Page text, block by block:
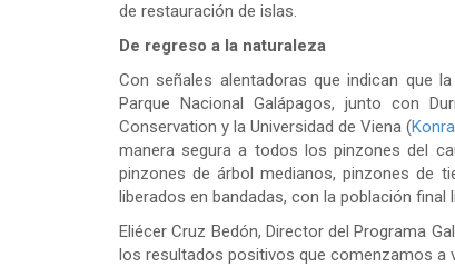
de restauración de islas.
De regreso a la naturaleza
Con señales alentadoras que indican que
Parque Nacional Galápagos, junto con
Conservation y la Universidad de Viena (
manera segura a todos los pinzones del
pinzones de árbol medianos, pinzones de
liberados en bandadas, con la población final
Eliécer Cruz Bedón, Director del Programa
los resultados positivos que comenzamos a